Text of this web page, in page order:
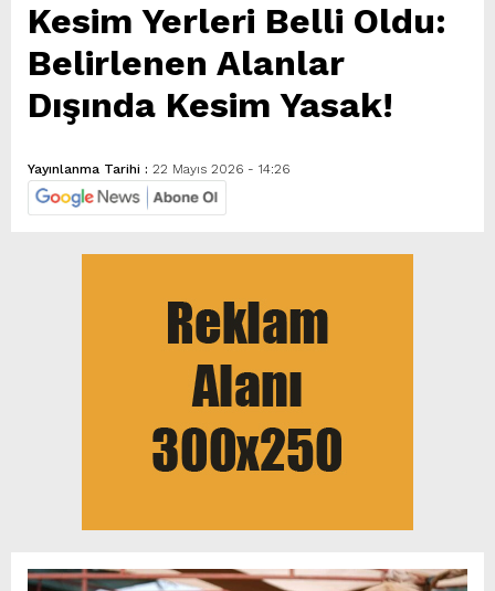
Kesim Yerleri Belli Oldu:
Belirlenen Alanlar
Dışında Kesim Yasak!
Yayınlanma Tarihi : 22 Mayıs 2026 - 14:26